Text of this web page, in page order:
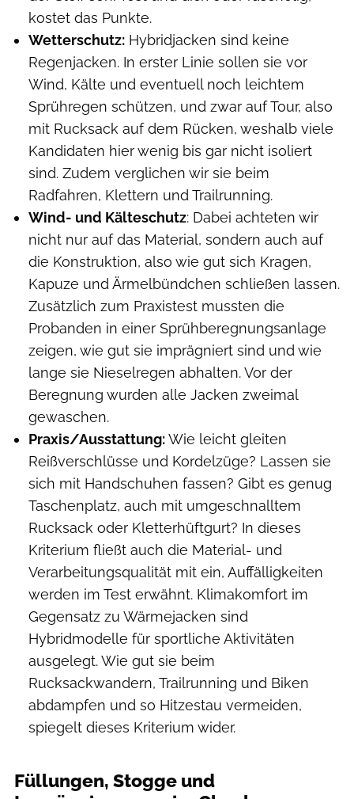
kostet das Punkte.
Wetterschutz: Hybridjacken sind keine
Regenjacken. In erster Linie sollen sie vor
Wind, Kälte und eventuell noch leichtem
Sprühregen schützen, und zwar auf Tour, also
mit Rucksack auf dem Rücken, weshalb viele
Kandidaten hier wenig bis gar nicht isoliert
sind. Zudem verglichen wir sie beim
Radfahren, Klettern und Trailrunning.
Wind- und Kälteschutz: Dabei achteten wir
nicht nur auf das Material, sondern auch auf
die Konstruktion, also wie gut sich Kragen,
Kapuze und Ärmelbündchen schließen lassen.
Zusätzlich zum Praxistest mussten die
Probanden in einer Sprühberegnungsanlage
zeigen, wie gut sie imprägniert sind und wie
lange sie Nieselregen abhalten. Vor der
Beregnung wurden alle Jacken zweimal
gewaschen.
Praxis/Ausstattung:Wie leicht gleiten
Reißverschlüsse und Kordelzüge? Lassen sie
sich mit Handschuhen fassen? Gibt es genug
Taschenplatz, auch mit umgeschnalltem
Rucksack oder Kletterhüftgurt? In dieses
Kriterium fließt auch die Material- und
Verarbeitungsqualität mit ein, Auffälligkeiten
werden im Test erwähnt. Klimakomfort im
Gegensatz zu Wärmejacken sind
Hybridmodelle für sportliche Aktivitäten
ausgelegt. Wie gut sie beim
Rucksackwandern, Trailrunning und Biken
abdampfen und so Hitzestau vermeiden,
spiegelt dieses Kriterium wider.
Füllungen, Stogge und